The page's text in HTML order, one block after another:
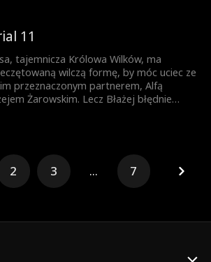
gdy życie ich syna jest zagrożone,
się szansa, by Błażej zrozumiał
– lecz czy nie będzie już za późno?
11
tajemnicza Królowa Wilków, ma
wilczą formę, by móc uciec ze
przeznaczonym partnerem, Alfą
Żarowskim. Lecz Błażej błędnie
się szansa, by Błażej zrozumiał
– lecz czy nie będzie już za późno?
2 3 ... 7